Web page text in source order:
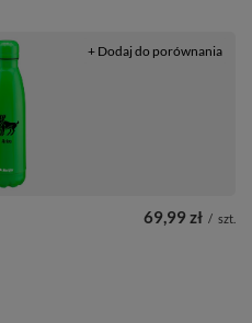
69,99 zł / szt.
+ Dodaj do porównania